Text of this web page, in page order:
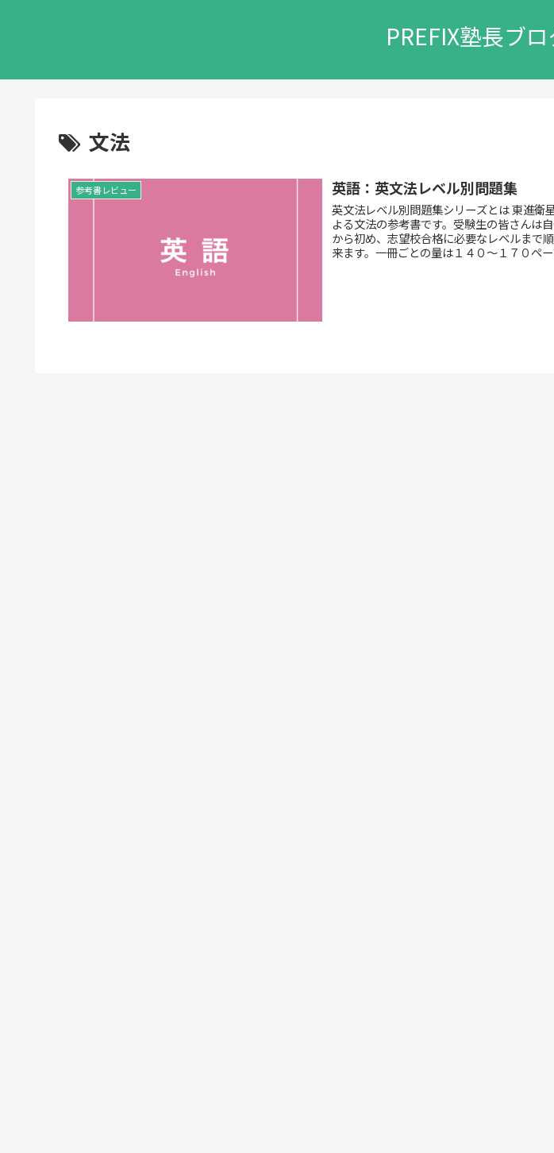
PREFIX塾長ブ
文法
参考書レビュー 英語：英文法レベル別問題集
英文法レベル別問題集シリーズとは 東進衛星予備校講師安河内先生に
よる文法の参考書です。受験生の皆さんは
から初め、志望校合格に必要なレベルまで
来ます。一冊ごとの量は１４０～１７０ペ